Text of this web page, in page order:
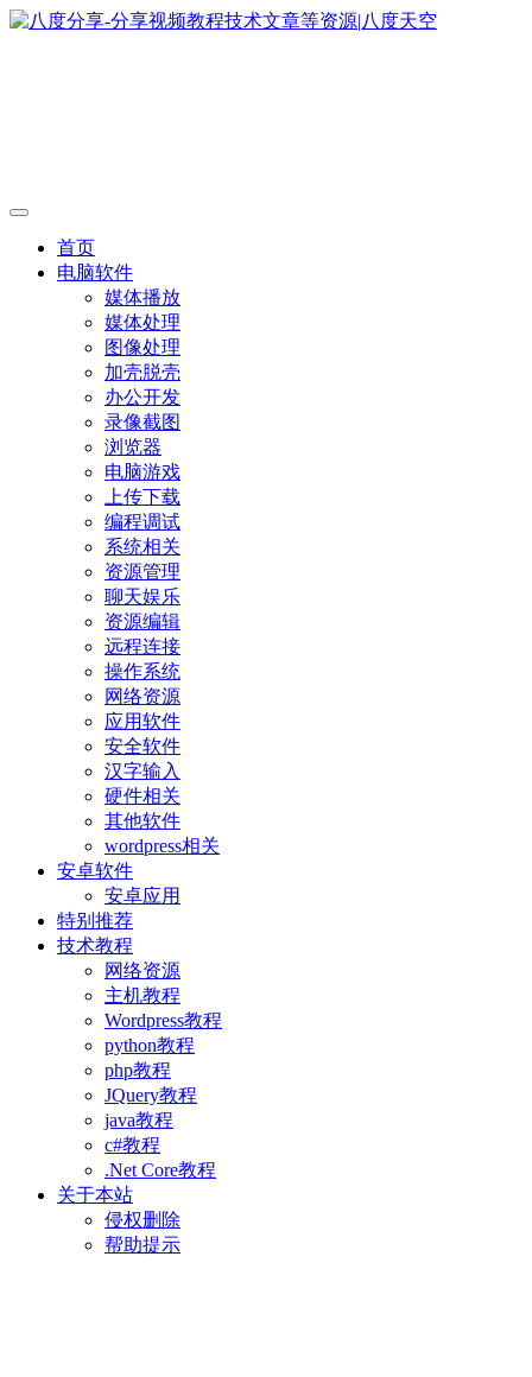
首页
电脑软件
媒体播放
媒体处理
图像处理
加壳脱壳
办公开发
录像截图
浏览器
电脑游戏
上传下载
编程调试
系统相关
资源管理
聊天娱乐
资源编辑
远程连接
操作系统
网络资源
应用软件
安全软件
汉字输入
硬件相关
其他软件
wordpress相关
安卓软件
安卓应用
特别推荐
技术教程
网络资源
主机教程
Wordpress教程
python教程
php教程
JQuery教程
java教程
c#教程
.Net Core教程
关于本站
侵权删除
帮助提示